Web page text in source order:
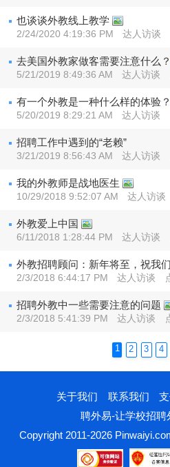
也谈谈外教线上教学
2/24/2020 4:19:36 PM 达人访谈
去美国外教家做客需要注意什么？
5/21/2019 8:49:36 AM 达人访谈
有一个外教是一种什么样的体验？
5/20/2019 8:29:21 AM 达人访谈
招聘工作中遇到的“老赖”
3/21/2019 8:56:43 AM 达人访谈
我的外教师是战地医生
10/29/2018 9:52:07 AM 达人访谈
外教爱上中国
6/11/2018 1:28:44 PM 达人访谈
外教招聘顾问：新年将至，祝我
2/3/2018 6:44:17 PM 达人访谈
招聘外教中一些需要注意的问题
2/3/2018 5:41:39 PM 达人访谈
1 2 3 4
关于我们 联系我们
聘外易-让学校招聘
Copyright 2011-2026